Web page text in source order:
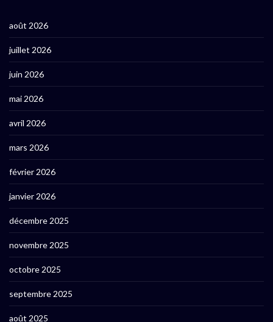
août 2026
juillet 2026
juin 2026
mai 2026
avril 2026
mars 2026
février 2026
janvier 2026
décembre 2025
novembre 2025
octobre 2025
septembre 2025
août 2025